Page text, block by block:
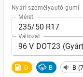
Nyári személyautó gumi
Méret
235/50 R17
Változat
96 V DOT23
D B B